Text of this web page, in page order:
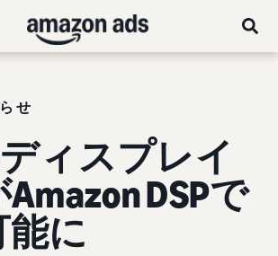
せ
ィスプレイ
DSPで
に